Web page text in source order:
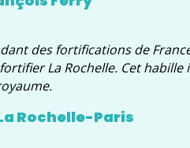
des fortifications de
La Rochelle. Cet habille
Rochelle-Paris